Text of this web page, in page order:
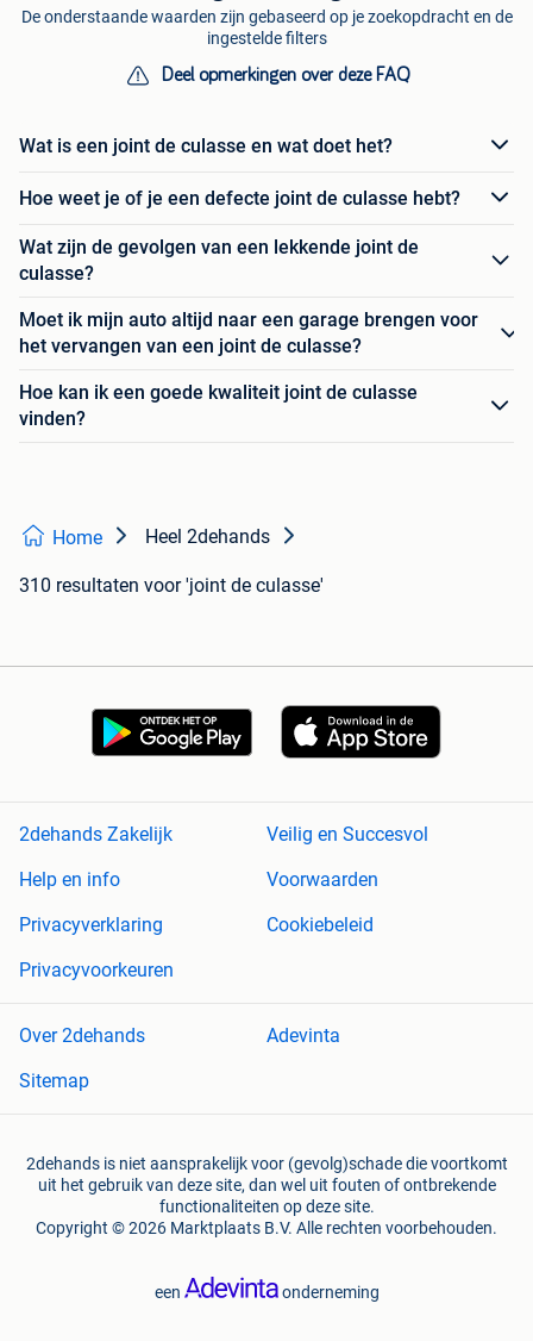
De onderstaande waarden zijn gebaseerd op je zoekopdracht en de
ingestelde filters
Deel opmerkingen over deze FAQ
Wat is een joint de culasse en wat doet het?
Hoe weet je of je een defecte joint de culasse hebt?
Wat zijn de gevolgen van een lekkende joint de
culasse?
Moet ik mijn auto altijd naar een garage brengen voor
het vervangen van een joint de culasse?
Hoe kan ik een goede kwaliteit joint de culasse
vinden?
Home Heel 2dehands
310 resultaten voor 'joint de culasse'
2dehands Zakelijk
Veilig en Succesvol
Help en info
Voorwaarden
Privacyverklaring
Cookiebeleid
Privacyvoorkeuren
Over 2dehands
Adevinta
Sitemap
2dehands is niet aansprakelijk voor (gevolg)schade die voortkomt
uit het gebruik van deze site, dan wel uit fouten of ontbrekende
functionaliteiten op deze site.
Copyright © 2026 Marktplaats B.V. Alle rechten voorbehouden.
een onderneming